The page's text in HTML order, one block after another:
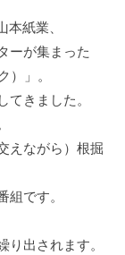
紙業、
ーが集まった
）」。
きました。
えながら）根掘
です。
出されます。